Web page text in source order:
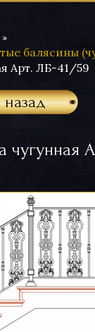
балясины
Арт. ЛБ-41/59
назад
чугунная